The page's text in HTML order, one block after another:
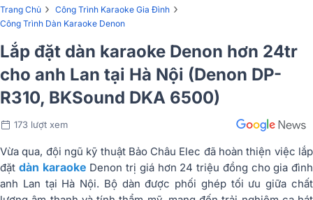
Trang Chủ › Công Trình Karaoke Gia Đình ›
Công Trình Dàn Karaoke Denon
Lắp đặt dàn karaoke Denon hơn 24tr
cho anh Lan tại Hà Nội (Denon DP-
R310, BKSound DKA 6500)
173 lượt xem
Vừa qua, đội ngũ kỹ thuật Bảo Châu Elec đã hoàn thiện việc lắp
đặt dàn karaoke Denon trị giá hơn 24 triệu đồng cho gia đình
anh Lan tại Hà Nội. Bộ dàn được phối ghép tối ưu giữa chất